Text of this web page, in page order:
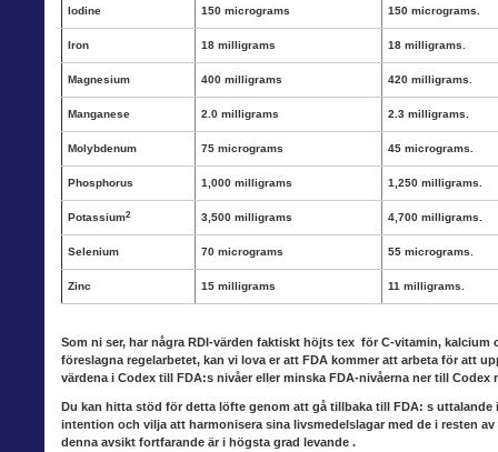
Iodine 150 micrograms 150 micrograms.
Iron 18 milligrams 18 milligrams.
Magnesium 400 milligrams 420 milligrams.
Manganese 2.0 milligrams 2.3 milligrams.
Molybdenum 75 micrograms 45 micrograms.
Phosphorus 1,000 milligrams 1,250 milligrams.
Potassium2 3,500 milligrams 4,700 milligrams.
Selenium 70 micrograms 55 micrograms.
Zinc 15 milligrams 11 milligrams.
Som ni ser, har några RDI-värden faktiskt höjts tex för C-vitamin, kalcium
föreslagna regelarbetet, kan vi lova er att FDA kommer att arbeta för att
värdena i Codex till FDA:s nivåer eller minska FDA-nivåerna ner till Codex
Du kan hitta stöd för detta löfte genom att gå tillbaka till FDA: s uttalande
intention och vilja att harmonisera sina livsmedelslagar med de i resten
denna avsikt fortfarande är i högsta grad levande .